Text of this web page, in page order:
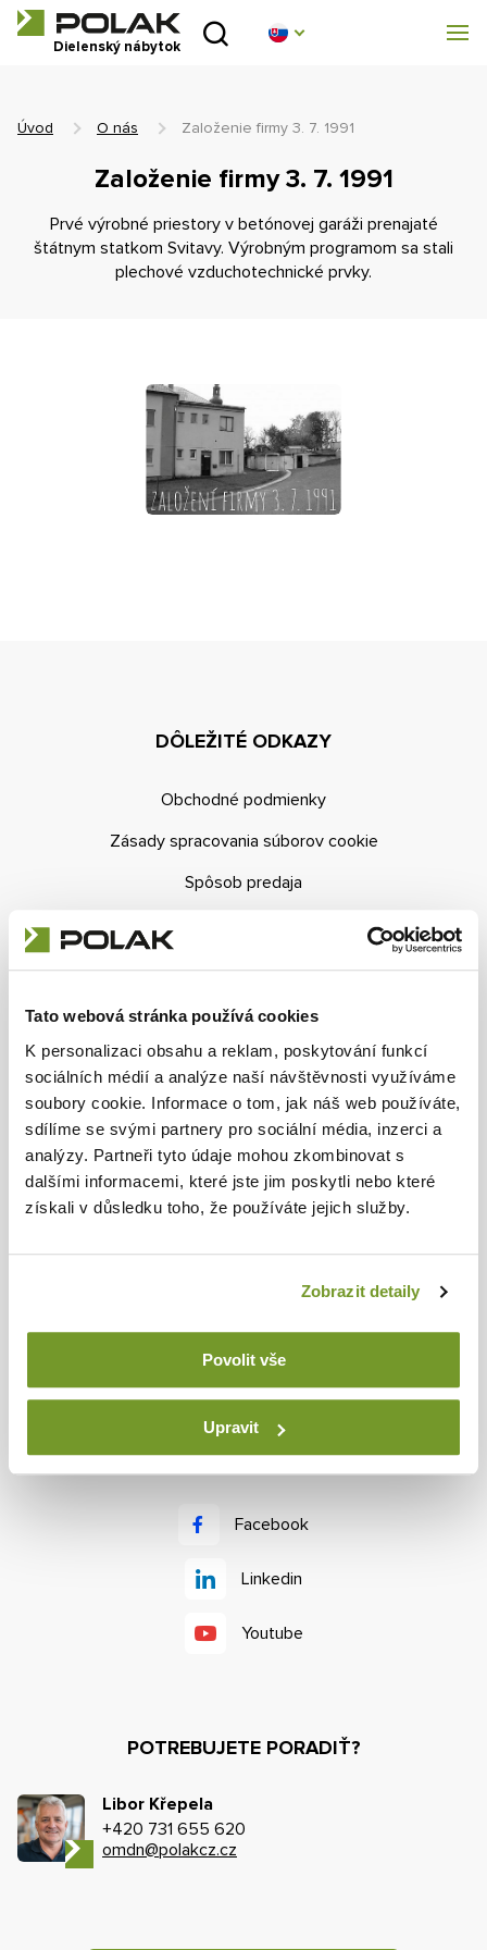
Tato webová stránka používá cookies
K personalizaci obsahu a reklam, poskytování funkcí
sociálních médií a analýze naší návštěvnosti využíváme
soubory cookie. Informace o tom, jak náš web používáte,
sdílíme se svými partnery pro sociální média, inzerci a
analýzy. Partneři tyto údaje mohou zkombinovat s
dalšími informacemi, které jste jim poskytli nebo které
získali v důsledku toho, že používáte jejich služby.
Zobrazit detaily
Povolit vše
Upravit
Dielenský nábytok
Úvod
Blog
Realizácia
Obchodná sieť
Kontakt
Úvod O nás Založenie firmy 3. 7. 1991
Založenie firmy 3. 7. 1991
Prvé výrobné priestory v betónovej garáži prenajaté
štátnym statkom Svitavy. Výrobným programom sa stali
plechové vzduchotechnické prvky.
DÔLEŽITÉ ODKAZY
Obchodné podmienky
Zásady spracovania súborov cookie
Spôsob predaja
E-dopyt
Kontakty
DIELENSKÝ NÁBYTOK
Produktové rady
O nás
Vnútorný oznamovací systém
SLEDUJTE NÁS
Facebook
Linkedin
Youtube
POTREBUJETE PORADIŤ?
Libor Křepela
+420 731 655 620
omdn@polakcz.cz